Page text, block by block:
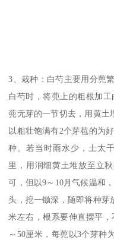
3、栽种：白芍主要用分蔸
白芍时，将蔸上的粗根加
蔸无芽的一节切去，用黄土
以粗壮饱满有2个芽苞的为
种。若当时雨水少，土太
里，用润细黄土堆放至立
可，但以9～10月气候温和
头，挖一锄深，随即将种芽
米左右，根系要伸直摆平
～50厘米，每蔸以3个芽种